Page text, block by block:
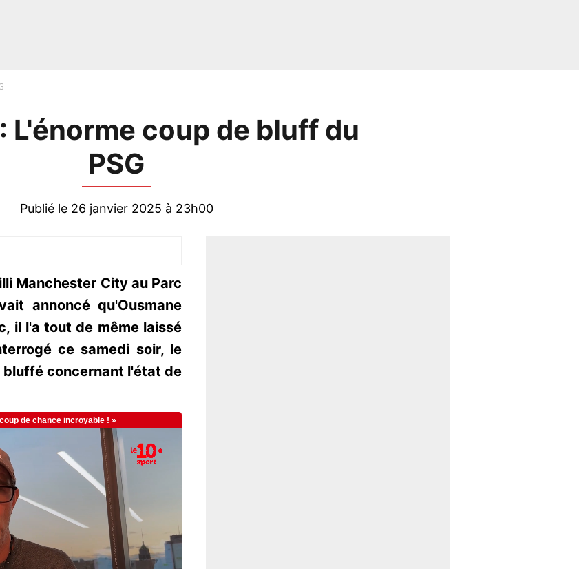
L'énorme coup de bluff du
PSG
Publié le 26 janvier 2025 à 23h00
Manchester City au Parc
annoncé qu'Ousmane
il l'a tout de même laissé
ce samedi soir, le
bluffé concernant l'état de